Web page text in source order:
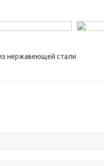
нержавеющей стали